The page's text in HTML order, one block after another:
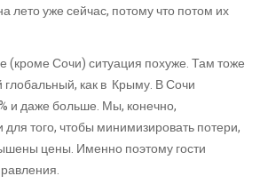
лето уже сейчас, потому что потом их
(кроме Сочи) ситуация похуже. Там тоже
глобальный, как в Крыму. В Сочи
и даже больше. Мы, конечно,
того, чтобы минимизировать потери,
цены. Именно поэтому гости